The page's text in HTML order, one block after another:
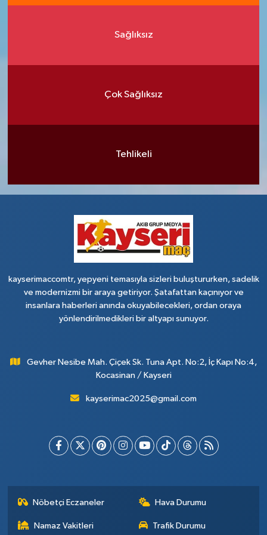
Sağlıksız
Çok Sağlıksız
Tehlikeli
kayserimaccomtr, yepyeni temasıyla sizleri buluştururken, sadelik
ve modernizmi bir araya getiriyor. Şatafattan kaçınıyor ve
insanlara haberleri anında okuyabilecekleri, ordan oraya
yönlendirilmedikleri bir altyapı sunuyor.
Gevher Nesibe Mah. Çiçek Sk. Tuna Apt. No:2, İç Kapı No:4,
Kocasinan / Kayseri
kayserimac2025@gmail.com
Nöbetçi Eczaneler Hava Durumu
Namaz Vakitleri Trafik Durumu